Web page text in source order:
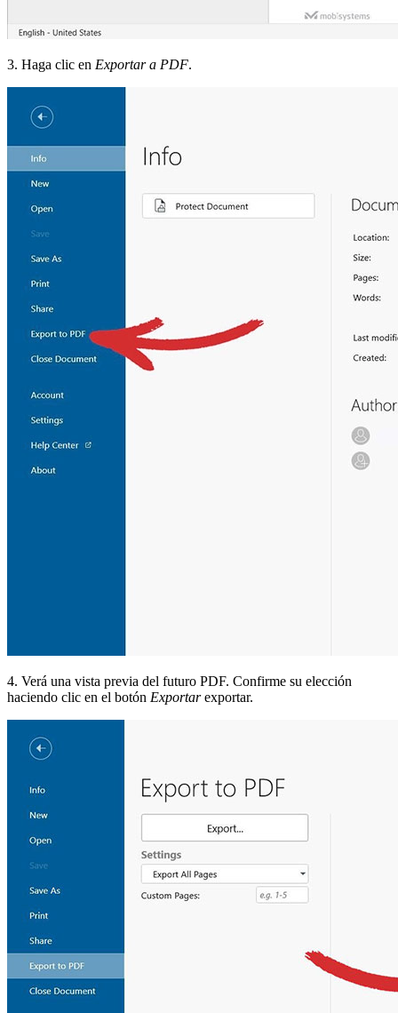
3. Haga clic en Exportar a PDF.
4. Verá una vista previa del futuro PDF. Confirme su elección
haciendo clic en el botón Exportarexportar.